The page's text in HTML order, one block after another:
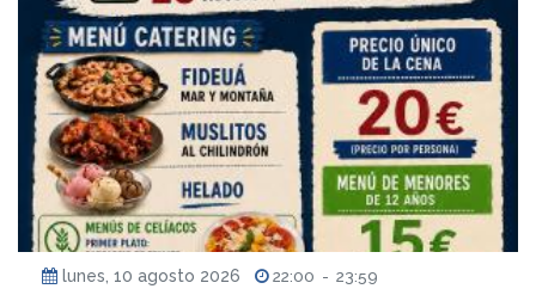
lunes, 10 agosto 2026 22:00 - 23:59